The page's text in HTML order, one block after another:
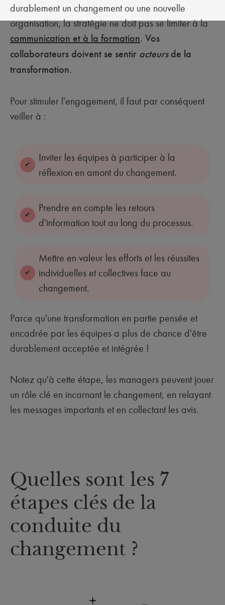
durablement un changement ou une nouvelle
organisation, la stratégie ne doit pas se limiter à la
communication et à la formation. Vos
collaborateurs doivent se sentir acteurs de la
transformation.
Pour stimuler l'engagement, il faut par conséquent
veiller à :
Inviter les équipes à participer à la
réflexion en amont du changement.
Prendre en compte les retours
d'information tout au long du processus.
Mettre en valeur les efforts et les réussites
individuelles et collectives face au
changement.
Parce qu'une transformation en partie pensée et
encadrée par les équipes a plus de chance d'être
durablement acceptée et intégrée !
Notez qu'à cette étape, les managers peuvent jouer
un rôle clé en incarnant le changement, en relayant
les messages importants et en collectant les avis.
Quelles sont les 7
étapes clés de la
conduite du
changement ?